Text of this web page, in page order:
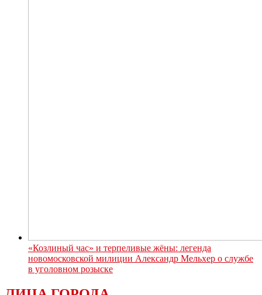
«Козлиный час» и терпеливые жёны: легенда
новомосковской милиции Александр Мельхер о службе
в уголовном розыске